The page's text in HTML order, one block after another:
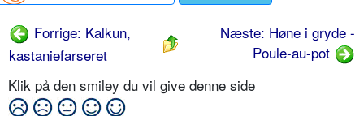
Forrige: Kalkun,
kastaniefarseret
Næste: Høne i gryde -
Poule-au-pot
Klik på den smiley du vil give denne side